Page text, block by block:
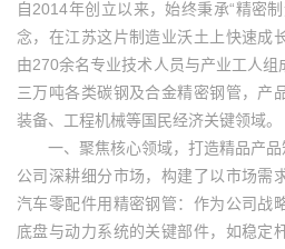
自2014年创立以来，始终秉承“精密
念，在江苏这片制造业沃土上快速成
由270余名专业技术人员与产业工人
三万吨各类碳钢及合金精密钢管，产
装备、工程机械等国民经济关键领域。
一、聚焦核心领域，打造精品产品
公司深耕细分市场，构建了以市场需
汽车零配件用精密钢管：作为公司战
底盘与动力系统的关键部件，如稳定